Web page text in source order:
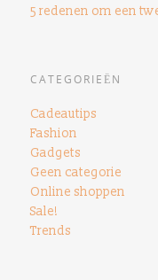
5 redenen om een
CATEGORIEËN
Cadeautips
Fashion
Gadgets
Geen categorie
Online shoppen
Sale!
Trends